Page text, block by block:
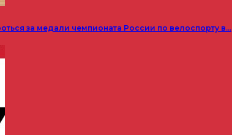
за медали чемпионата России по велоспорту в…